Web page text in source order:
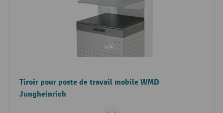
Tiroir pour poste de travail mobile WMD
Jungheinrich